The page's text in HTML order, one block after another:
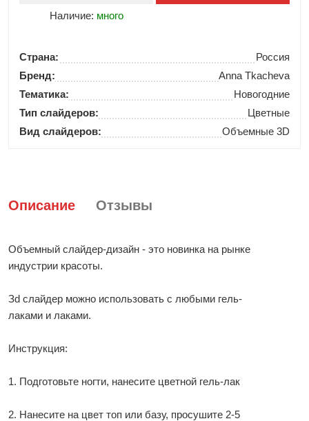
Наличие: много
Страна:
Россия
Бренд:
Anna Tkacheva
Тематика:
Новогодние
Тип слайдеров:
Цветные
Вид слайдеров:
Объемные 3D
Описание Отзывы
Объемный слайдер-дизайн - это новинка на рынке
индустрии красоты.
Зd слайдер можно использовать с любыми гель-
лаками и лаками.
Инструкция:
1. Подготовьте ногти, нанесите цветной гель-лак
2. Нанесите на цвет топ или базу, просушите 2-5